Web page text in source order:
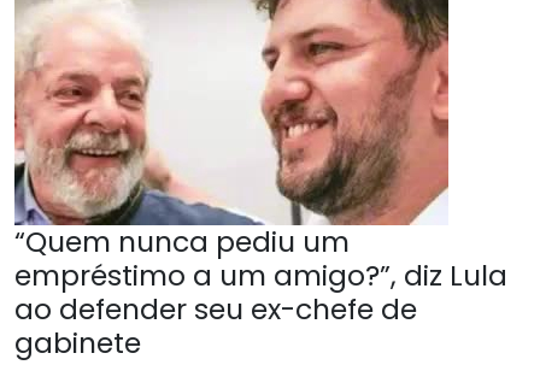
“Quem nunca pediu um
empréstimo a um amigo?”, diz Lula
ao defender seu ex-chefe de
gabinete